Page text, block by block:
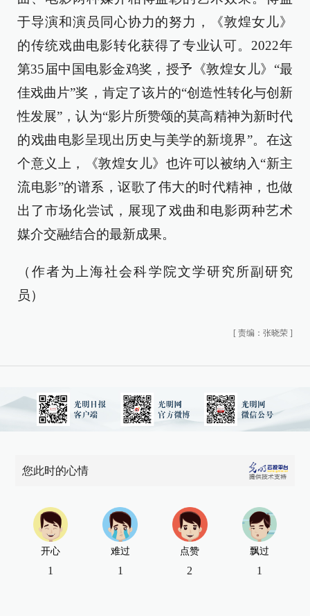
于导演和演员同心协力的努力，《敦煌女儿》
的传统戏曲电影转化获得了专业认可。2022年
第35届中国电影金鸡奖，授予《敦煌女儿》“最
佳戏曲片”奖，肯定了该片的“创造性转化与创新
性发展”，认为“影片所赞颂的莫高精神为新时代
的戏曲电影呈现出历史与美学的新境界”。在这
个意义上，《敦煌女儿》也许可以被纳入“新主
流电影”的谱系，讴歌了伟大的时代精神，也做
出了市场化尝试，展现了戏曲和电影两种艺术
媒介交融结合的最新成果。
（作者为上海社会科学院文学研究所副研究
员）
[ 责编：张晓荣 ]
您此时的心情
开心
1
难过
1
点赞
2
飘过
1